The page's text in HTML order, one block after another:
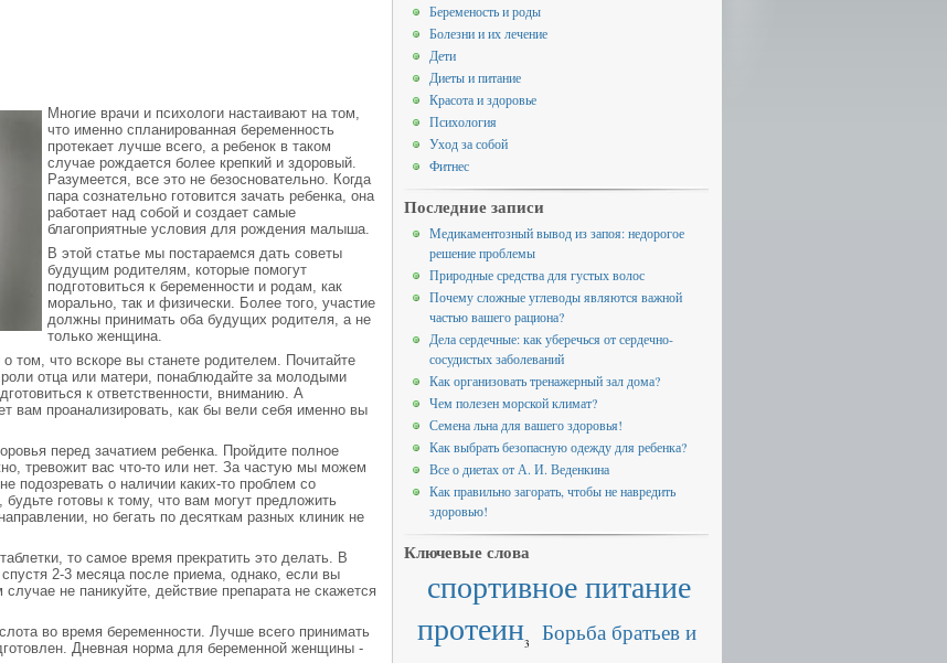
Многие врачи и психологи настаивают на том,
что именно спланированная беременность
протекает лучше всего, а ребенок в таком
случае рождается более крепкий и здоровый.
Разумеется, все это не безосновательно. Когда
пара сознательно готовится зачать ребенка, она
работает над собой и создает самые
благоприятные условия для рождения малыша.
В этой статье мы постараемся дать советы
будущим родителям, которые помогут
подготовиться к беременности и родам, как
морально, так и физически. Более того, участие
должны принимать оба будущих родителя, а не
только женщина.
том, что вскоре вы станете родителем. Почитайте
отца или матери, понаблюдайте за молодыми
к ответственности, вниманию. А
вам проанализировать, как бы вели себя именно вы
перед зачатием ребенка. Пройдите полное
тревожит вас что-то или нет. За частую мы можем
подозревать о наличии каких-то проблем со
готовы к тому, что вам могут предложить
но бегать по десяткам разных клиник не
то самое время прекратить это делать. В
2-3 месяца после приема, однако, если вы
не паникуйте, действие препарата не скажется
во время беременности. Лучше всего принимать
Дневная норма для беременной женщины -
Беременость и роды
Болезни и их лечение
Дети
Диеты и питание
Красота и здоровье
Психология
Уход за собой
Фитнес
Последние записи
Медикаментозный вывод из запоя: недорогое
решение проблемы
Природные средства для густых волос
Почему сложные углеводы являются важной
частью вашего рациона?
Дела сердечные: как уберечься от сердечно-
сосудистых заболеваний
Как организовать тренажерный зал дома?
Чем полезен морской климат?
Семена льна для вашего здоровья!
Как выбрать безопасную одежду для ребенка?
Все о диетах от А. И. Веденкина
Как правильно загорать, чтобы не навредить
здоровью!
Ключевые слова
спортивное питание
протеин3
Борьба братьев и